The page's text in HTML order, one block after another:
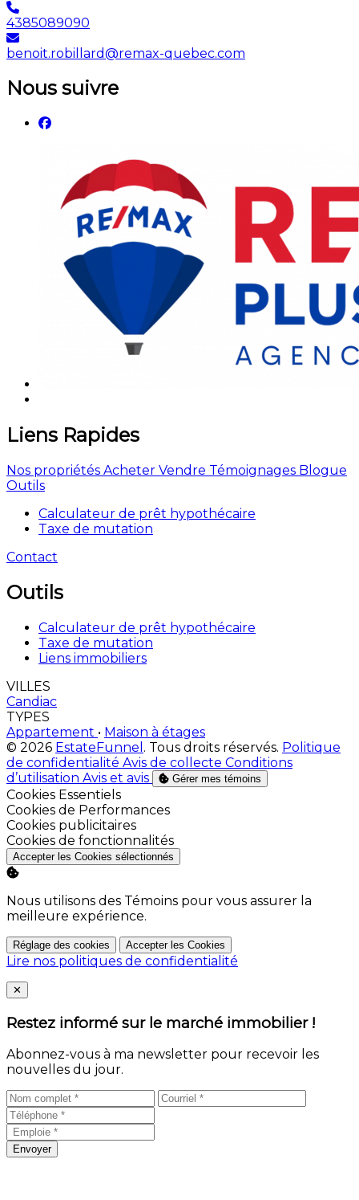
4385089090
benoit.robillard@remax-quebec.com
Nous suivre
Liens Rapides
Nos propriétés Acheter Vendre Témoignages Blogue
Outils
Calculateur de prêt hypothécaire
Taxe de mutation
Contact
Outils
Calculateur de prêt hypothécaire
Taxe de mutation
Liens immobiliers
VILLES
Candiac
TYPES
Appartement • Maison à étages
© 2026 EstateFunnel . Tous droits réservés. Politique
de confidentialité Avis de collecte Conditions
d’utilisation Avis et avis Gérer mes témoins
Activer
Cookies Essentiels
Activer
Cookies de Performances
Activer
Cookies publicitaires
Activer
Cookies de fonctionnalités
Accepter les Cookies sélectionnés
Nous utilisons des Témoins pour vous assurer la
meilleure expérience.
Réglage des cookies Accepter les Cookies
Lire nos politiques de confidentialité
Close
✕
Restez informé sur le marché immobilier !
Abonnez-vous à ma newsletter pour recevoir les
nouvelles du jour.
Envoyer